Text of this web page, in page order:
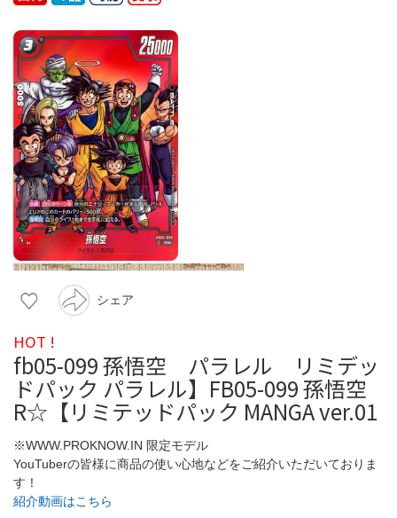
シェア
HOT !
fb05-099 孫悟空 パラレル リミデッ
ドパック パラレル】FB05-099 孫悟空
R☆【リミテッドパック MANGA ver.01
※WWW.PROKNOW.IN 限定モデル
YouTuberの皆様に商品の使い心地などをご紹介いただいておりま
す！
紹介動画はこちら